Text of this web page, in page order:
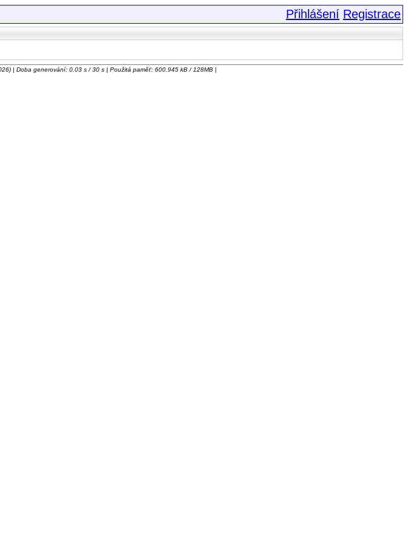
Přihlášení Registrace
| Doba generování: 0.03 s / 30 s | Použitá paměť: 600.945 kB / 128MB |